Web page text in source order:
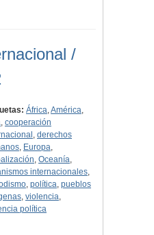
/
África,América,
,cooperación
,derechos
, Europa,
,Oceanía,
internacionales,
,política,pueblos
,violencia,
política